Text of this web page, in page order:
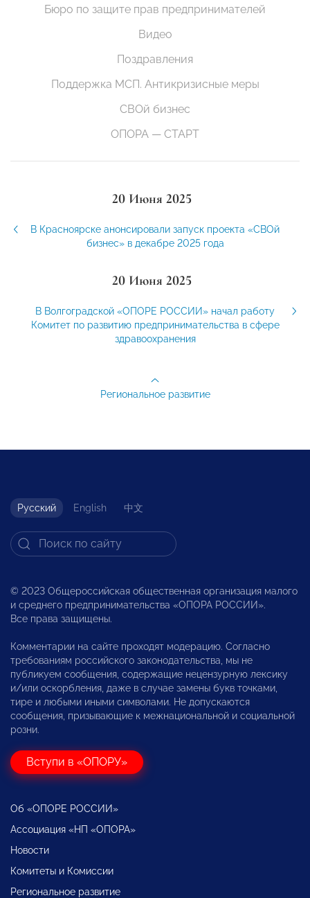
Бюро по защите прав предпринимателей
Видео
Поздравления
Поддержка МСП. Антикризисные меры
СВОй бизнес
ОПОРА — СТАРТ
20 Июня 2025
В Красноярске анонсировали запуск проекта «СВОй
бизнес» в декабре 2025 года
20 Июня 2025
В Волгоградской «ОПОРЕ РОССИИ» начал работу
Комитет по развитию предпринимательства в сфере
здравоохранения
Региональное развитие
Русский English 中文
© 2023 Общероссийская общественная организация малого
и среднего предпринимательства «ОПОРА РОССИИ».
Все права защищены.
Комментарии на сайте проходят модерацию. Согласно
требованиям российского законодательства, мы не
публикуем сообщения, содержащие нецензурную лексику
и/или оскорбления, даже в случае замены букв точками,
тире и любыми иными символами. Не допускаются
сообщения, призывающие к межнациональной и социальной
розни.
Вступи в «ОПОРУ»
Об «ОПОРЕ РОССИИ»
Ассоциация «НП «ОПОРА»
Новости
Комитеты и Комиссии
Региональное развитие